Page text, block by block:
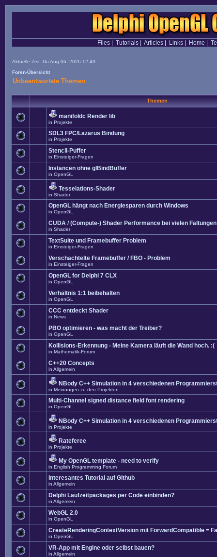
Files| Tutorials| Articles| Links| Home
Aktuelle Zeit: Do Aug 06, 2026 12:49
Foren-Übersicht
Unbeantwortete Themen
Themen
manifoldc Render lib
in Projekte
SDL3 FPC/Lazarus Bindung
in Projekte
Stencil-Puffer
in Einsteiger-Fragen
Instancen ohne glBindBuffer
in OpenGL
Tesselations-Shader
in Shader
OpenGL hängt nach Energiesparen durch Windows
in OpenGL
CUDA / (Compute-) Shader Performance bei vielen Faltungen
in Shader
TextSuite und Framebuffer Problem
in Einsteiger-Fragen
Verschachtelte Framebuffer / FBO - Problem
in Einsteiger-Fragen
OpenGL for Delphi 7 CLX
in OpenGL
Verhältnis 1:1 beibehalten
in OpenGL
CCC entdeckt Shader
in News
PBO optimieren - was macht der Treiber?
in OpenGL
Kollisions-Erkennung - Meine Kamera läuft die Wand hoch. :(
in Mathematik-Forum
C++20 Concepts
in Allgemein
NBody C++ Simulation in 4 verschiedenen
in Meinungen zu den Projekten
Multi-Channel signed distance field font rendering
in OpenGL
NBody C++ Simulation in 4 verschiedenen
in Projekte
Rateferee
in Projekte
My OpenGL template - need to verify
in English Programming Forum
Interesantes Tutorial auf Github
in Allgemein
Delphi Laufzeitpackages per Code einbinden?
in Allgemein
WebGL 2.0
in OpenGL
CreateRenderingContextVersion mit ForwardCompatible =
in OpenGL
VR-App mit Engine oder selbst bauen?
in Allgemein